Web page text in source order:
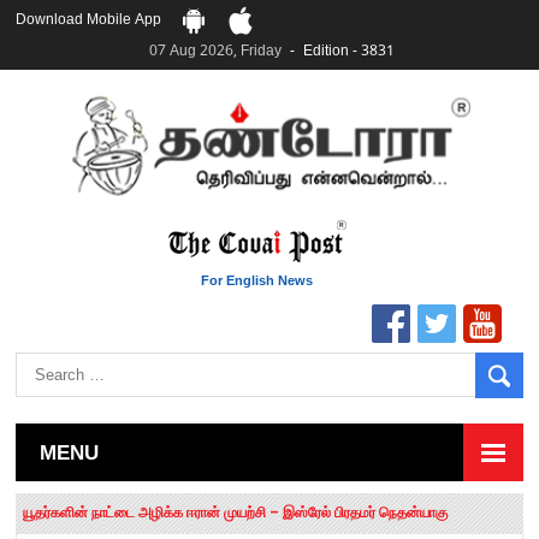
Download Mobile App
07 Aug 2026, Friday
Edition - 3831
For English News
MENU
யூதர்களின் நாட்டை அழிக்க ஈரான் முயற்சி – இஸ்ரேல் பிரதமர் நெதன்யாகு
“மக்களால் நிராகரிக்கப்பட்டவர் ஸ்டாலின்!” – செங்கோட்டையன்